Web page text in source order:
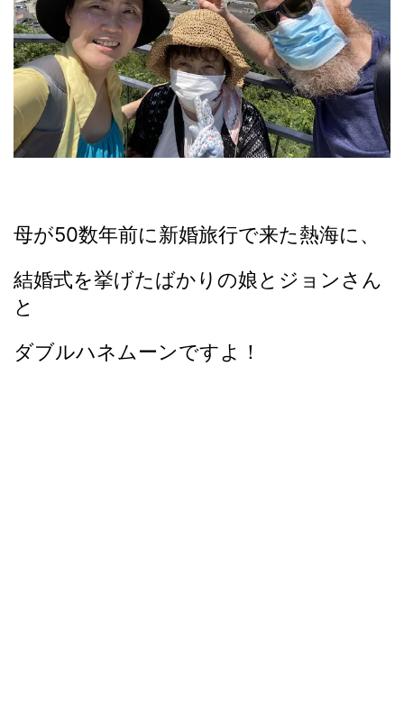
母が50数年前に新婚旅行で来た熱海に、
結婚式を挙げたばかりの娘とジョンさん
と
ダブルハネムーンですよ！